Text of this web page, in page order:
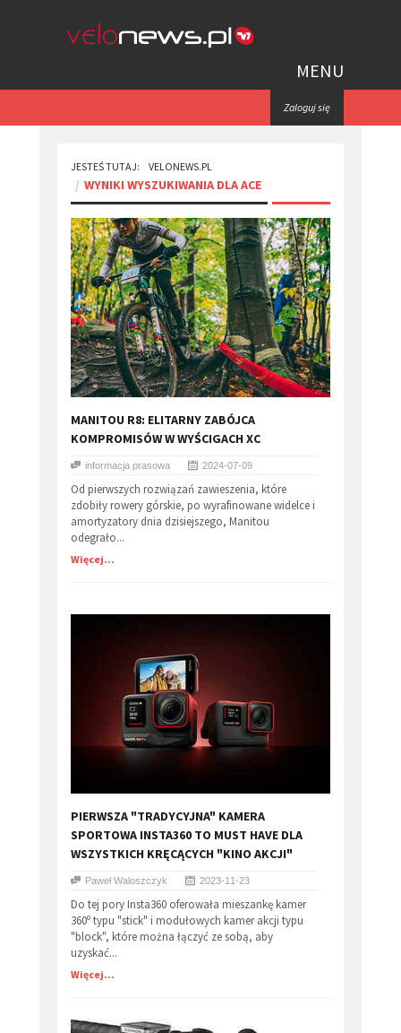
MENU
Zaloguj się
JESTEŚ TUTAJ: VELONEWS.PL
WYNIKI WYSZUKIWANIA DLA ACE
MANITOU R8: ELITARNY ZABÓJCA
KOMPROMISÓW W WYŚCIGACH XC
informacja prasowa 2024-07-09
Od pierwszych rozwiązań zawieszenia, które
zdobiły rowery górskie, po wyrafinowane widelce i
amortyzatory dnia dzisiejszego, Manitou
odegrało...
Więcej...
​PIERWSZA "TRADYCYJNA" KAMERA
SPORTOWA INSTA360 TO MUST HAVE DLA
WSZYSTKICH KRĘCĄCYCH "KINO AKCJI"
Paweł Waloszczyk 2023-11-23
Do tej pory Insta360 oferowała mieszankę kamer
360º typu "stick" i modułowych kamer akcji typu
"block", które można łączyć ze sobą, aby
uzyskać...
Więcej...